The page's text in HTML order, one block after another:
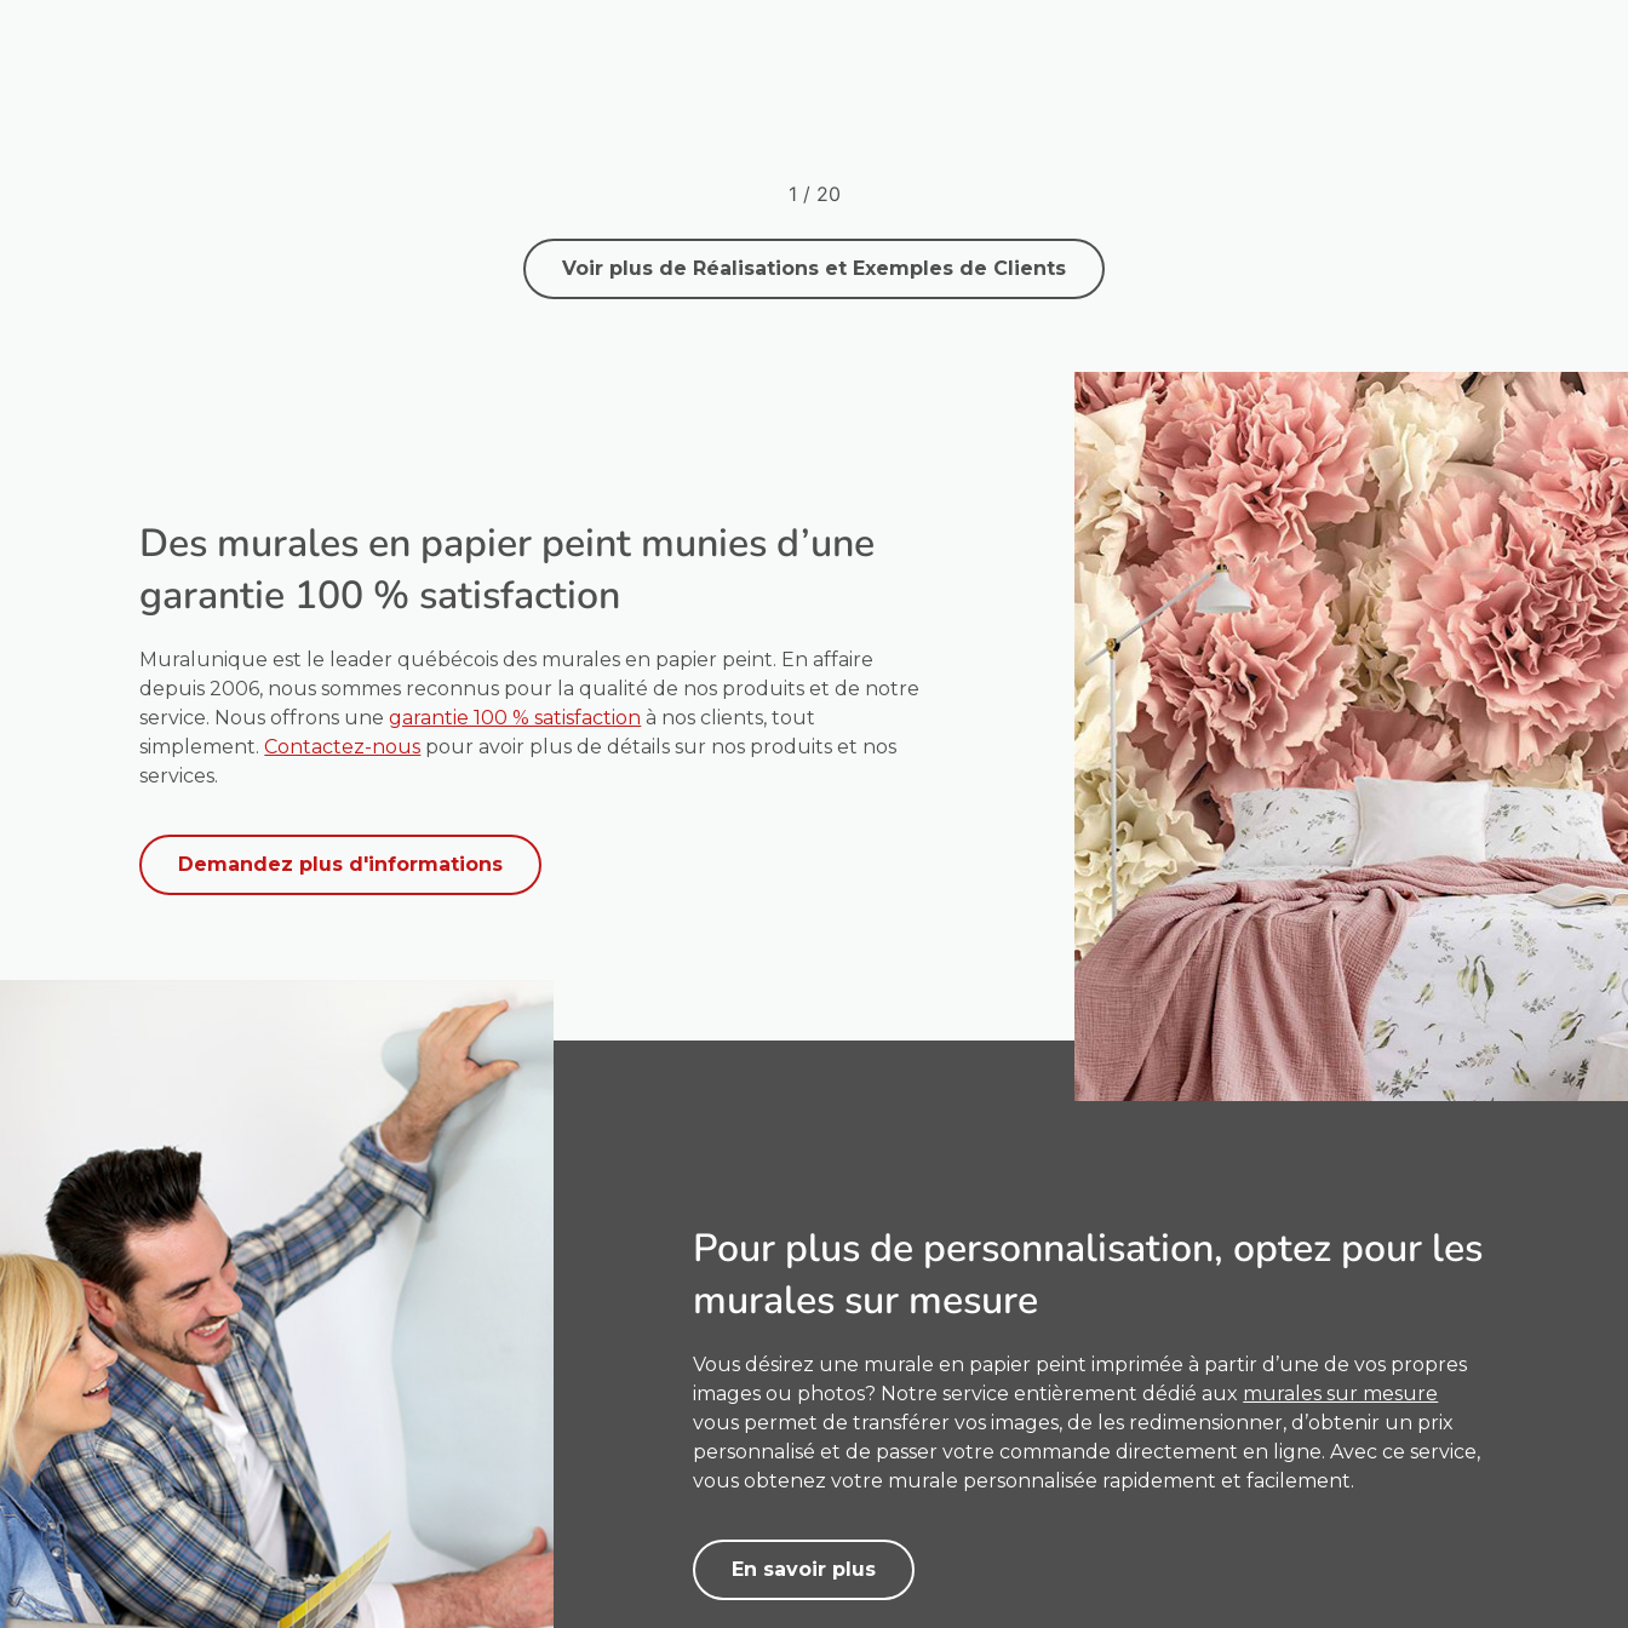
2 / 20
Voir plus de Réalisations et Exemples de Clients
Des murales en papier peint munies d’une
garantie 100 % satisfaction
Muralunique est le leader québécois des murales en papier peint. En affaire
depuis 2006, nous sommes reconnus pour la qualité de nos produits et de notre
service. Nous offrons unegarantie 100 % satisfaction à nos clients, tout
simplement.Contactez-nous pour avoir plus de détails sur nos produits et nos
services.
Demandez plus d'informations
Pour plus de personnalisation, optez pour les
murales sur mesure
Vous désirez une murale en papier peint imprimée à partir d’une de vos propres
images ou photos? Notre service entièrement dédié aux murales sur mesure
vous permet de transférer vos images, de les redimensionner, d’obtenir un prix
personnalisé et de passer votre commande directement en ligne. Avec ce service,
vous obtenez votre murale personnalisée rapidement et facilement.
En savoir plus